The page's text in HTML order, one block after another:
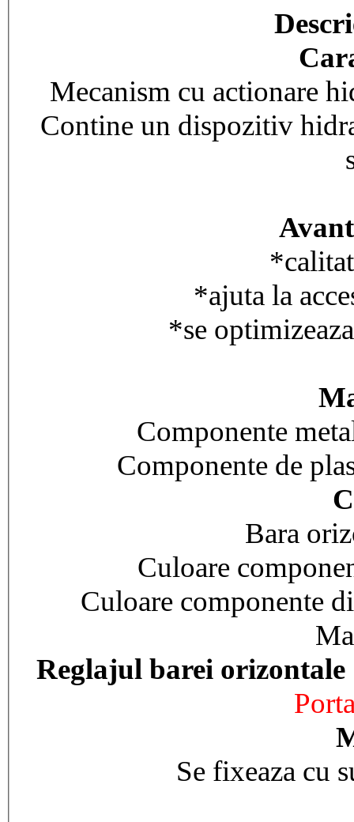
Mecanism cu actionare
Contine un dispozitiv
*ajuta la
*se
Componente
Componente de
Bara
Culoare
Culoare componente
Reglajul barei
Se fixeaza cu